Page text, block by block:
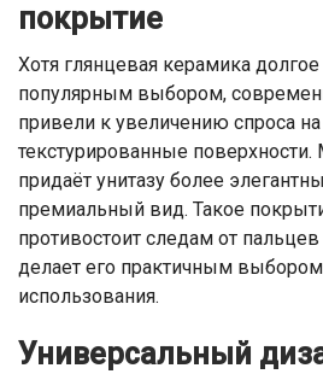
покрытие
Хотя глянцевая керамика
популярным выбором,
привели к увеличению спроса
текстурированные
придаёт унитазу более
премиальный вид. Такое
противостоит следам от
делает его практичным
использования.
Универсальный